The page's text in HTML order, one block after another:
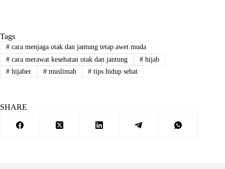
Tags
#cara menjaga otak dan jantung tetap awet muda
#cara merawat kesehatan otak dan jantung #hijab
#hijaber #muslimah # tips hidup sehat
SHARE